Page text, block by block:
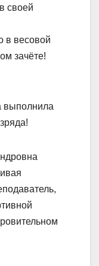
своей
в весовой
зачёте!
выполнила